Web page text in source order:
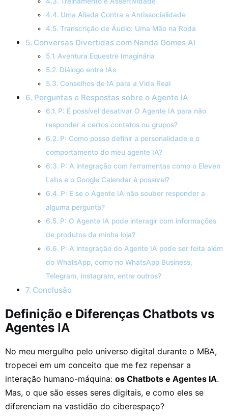
Uma Aliada Contra a Antissocialidade
Transcrição de Áudio: Uma Mão na Roda
Conversas Divertidas com Nanda Gomes AI
Aventura Equestre Imaginária
Diálogo entre IAs
Conselhos de IA para a Vida Real
Perguntas e Respostas sobre o Agente IA
P: É possível desativar O Agente IA para não
responder a certos contatos ou grupos?
P: Como posso definir a personalidade e o
comportamento do meu agente IA?
P: A integração com ferramentas como o Eleven
Labs e o Google Calendar é possível?
P: E se o Agente IA não souber responder a
alguma pergunta?
P: O Agente IA pode interagir com informações
de produtos da minha loja?
P: A integração do Agente IA pode ser feita além
do WhatsApp, como no WhatsApp Business,
Telegram, Instagram, entre outros?
Conclusão
Definição e Diferenças Chatbots vs
Agentes IA
No meu mergulho pelo universo digital durante o MBA,
tropecei em um conceito que me fez repensar a
interação humano-máquina: os Chatbots e Agentes IA.
Mas, o que são esses seres digitais, e como eles se
diferenciam na vastidão do ciberespaço?